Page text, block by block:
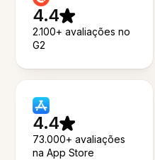
4.4
2.100+ avaliações no
G2
4.4
73.000+ avaliações
na App Store